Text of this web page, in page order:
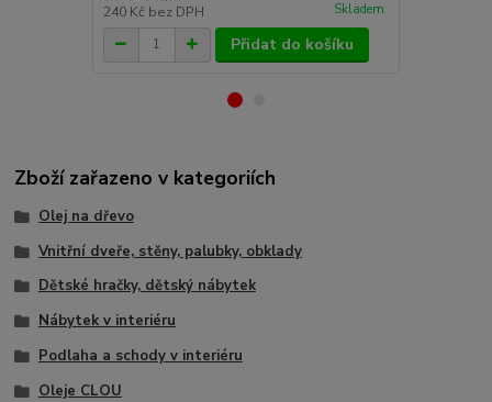
240 Kč bez DPH Skladem
Přidat do košíku
Zboží zařazeno v kategoriích
Olej na dřevo
Vnitřní dveře, stěny, palubky, obklady
Dětské hračky, dětský nábytek
Nábytek v interiéru
Podlaha a schody v interiéru
Oleje CLOU